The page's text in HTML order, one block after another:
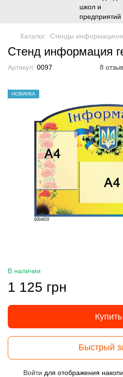
Каталог Стенды
Стенд информация
Артикул: 0097 8
НОВИНКА
В наличии
1 125 грн
Купить
Быстрый
Войти для отображения